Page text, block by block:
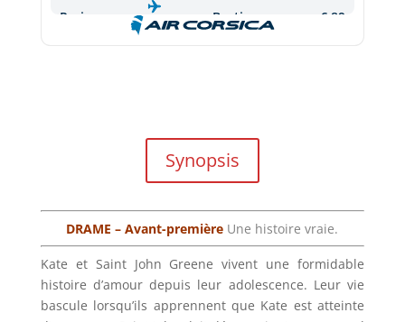
Synopsis
DRAME – Avant-première Une histoire vraie.
Kate et Saint John Greene vivent une formidable
histoire d’amour depuis leur adolescence. Leur vie
bascule lorsqu’ils apprennent que Kate est atteinte